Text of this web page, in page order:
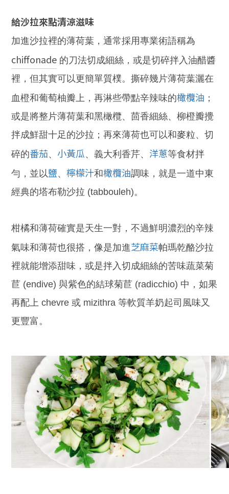
給沙拉來點清涼滋味
加進沙拉裡的薄荷葉，通常採用專業術語稱為
chiffonade 的刀法切成細絲，或是切碎拌入油醋醬
裡，但其實可以更簡單質樸。撕碎幾片薄荷葉灑在
血橙和葡萄柚瓣上，再淋些帶點辛辣味的橄欖油 ；
或是將整片薄荷葉和黑橄欖、茴香細絲、柳橙瓣攪
拌成鮮甜十足的沙拉；再來薄荷也可以和麥粒、切
碎的番茄、 小黃瓜 、義大利香芹、 洋蔥等食材拌
勻，並以鹽、 檸檬汁和橄欖油調味，就是一道中東
經典的塔布勒沙拉 (tabbouleh)。
柑橘和薄荷確實是天生一對，不過鮮明濃烈的辛辣
氣味和薄荷也很搭，像是加進芝麻菜帕瑪乾酪沙拉
裡就能增添甜味，或是拌入切成細絲的苦味蔬菜菊
苣 (endive) 與紫色的結球菊苣 (radicchio) 中，如果
再配上 chevre 或 mizithra 等軟質羊奶起司風味又
更豐富。